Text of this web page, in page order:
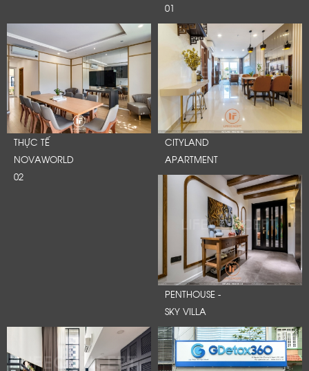
01
THỰC TẾ
NOVAWORLD
02
CITYLAND
APARTMENT
PENTHOUSE -
SKY VILLA